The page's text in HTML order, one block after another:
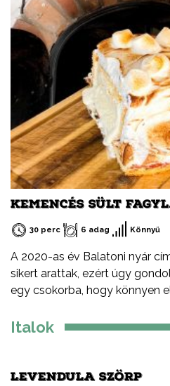
omlósságával, valamint a
ízvilágával. Tudtátok, hogy a
magyar specialitás?
a más országokban kapható
formában csak
szeretném felhívni a
ami nem egy márka, hanem a
védjegye. Ha egy tejtermék
lehetsz benne, hogy magyar
tejből vagy annak
KEMENCÉS SÜLT
30 perc 6 adag Könnyű
A 2020-as év Balatoni nyár
sikert arattak, ezért úgy
egy csokorba, hogy könnyen
minden időszakában
Italok
LEVENDULA SZÖRP